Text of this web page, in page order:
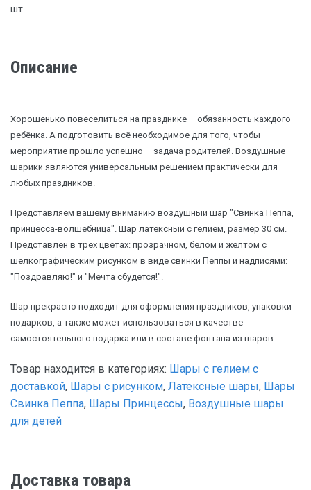
шт.
Описание
Хорошенько повеселиться на празднике – обязанность каждого
ребёнка. А подготовить всё необходимое для того, чтобы
мероприятие прошло успешно – задача родителей. Воздушные
шарики являются универсальным решением практически для
любых праздников.
Представляем вашему вниманию воздушный шар "Свинка Пеппа,
принцесса-волшебница". Шар латексный с гелием, размер 30 см.
Представлен в трёх цветах: прозрачном, белом и жёлтом с
шелкографическим рисунком в виде свинки Пеппы и надписями:
"Поздравляю!" и "Мечта сбудется!".
Шар прекрасно подходит для оформления праздников, упаковки
подарков, а также может использоваться в качестве
самостоятельного подарка или в составе фонтана из шаров.
Товар находится в категориях: Шары с гелием с
доставкой, Шары с рисунком, Латексные шары, Шары
Свинка Пеппа, Шары Принцессы, Воздушные шары
для детей
Доставка товара